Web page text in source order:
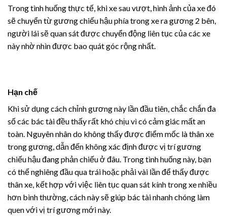
Trong tình huống thực tế, khi xe sau vượt, hình ảnh của xe đó
sẽ chuyển từ gương chiếu hậu phía trong xe ra gương 2 bên,
người lái sẽ quan sát được chuyển động liên tục của các xe
này nhờ nhìn được bao quát góc rộng nhất.
Hạn chế
Khi sử dụng cách chỉnh gương này lần đầu tiên, chắc chắn đa
số các bác tài đều thấy rất khó chịu vì có cảm giác mất an
toàn. Nguyên nhân do không thấy được điểm mốc là thân xe
trong gương, dẫn đến không xác định được vị trí gương
chiếu hậu đang phản chiếu ở đâu. Trong tình huống này, bạn
có thể nghiêng đầu qua trái hoặc phải vài lần để thấy được
thân xe, kết hợp với việc liên tục quan sát kính trong xe nhiều
hơn bình thường, cách này sẽ giúp bác tài nhanh chóng làm
quen với vị trí gương mới này.